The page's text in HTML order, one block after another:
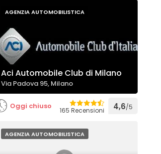
AGENZIA AUTOMOBILISTICA
Aci Automobile Club di Milano
Via Padova 95, Milano
Oggi chiuso 165 Recensioni 4,6/5
AGENZIA AUTOMOBILISTICA